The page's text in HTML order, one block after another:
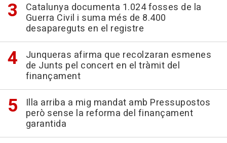
Catalunya documenta 1.024 fosses de la
Guerra Civil i suma més de 8.400
desapareguts en el registre
Junqueras afirma que recolzaran esmenes
de Junts pel concert en el tràmit del
finançament
Illa arriba a mig mandat amb Pressupostos
però sense la reforma del finançament
garantida